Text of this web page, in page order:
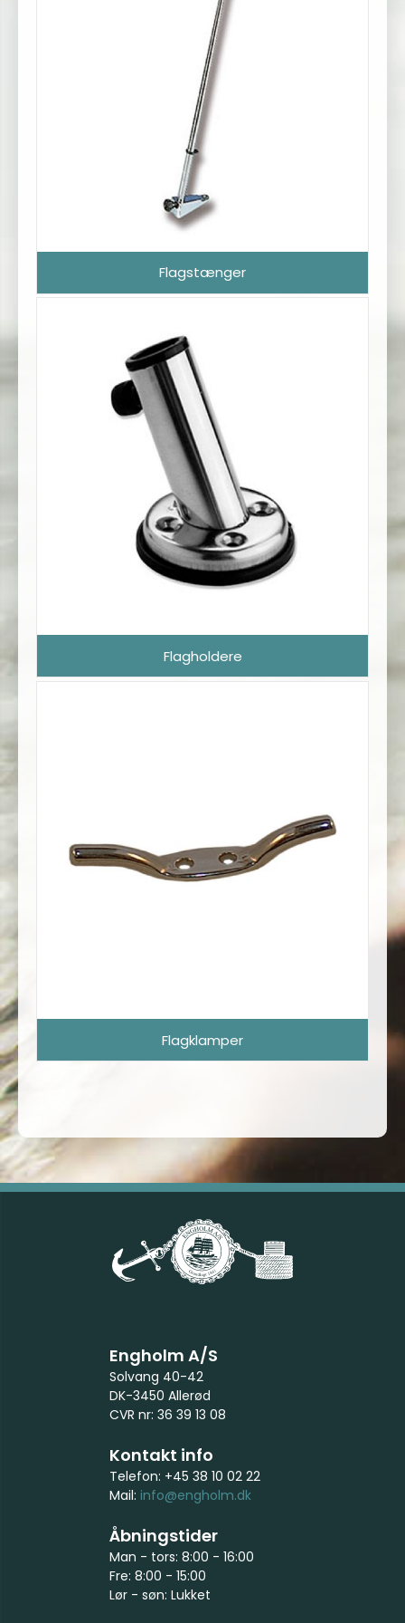
Flagstænger
Flagholdere
Flagklamper
Engholm A/S
Solvang 40-42
DK-3450 Allerød
CVR nr: 36 39 13 08
Kontakt info
Telefon: +45 38 10 02 22
Mail: info@engholm.dk
Åbningstider
Man - tors: 8:00 - 16:00
Fre: 8:00 - 15:00
Lør - søn: Lukket